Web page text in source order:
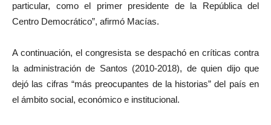
particular, como el primer presidente de la República del
Centro Democrático”, afirmó Macías.
A continuación, el congresista se despachó en críticas contra
la administración de Santos (2010-2018), de quien dijo que
dejó las cifras “más preocupantes de la historias” del país en
el ámbito social, económico e institucional.